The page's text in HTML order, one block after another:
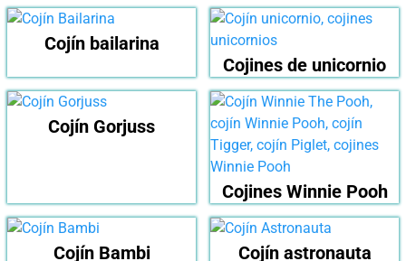
Cojín bailarina
Cojines de unicornio
Cojín Gorjuss
Cojines Winnie Pooh
Cojín Bambi Cojín astronauta